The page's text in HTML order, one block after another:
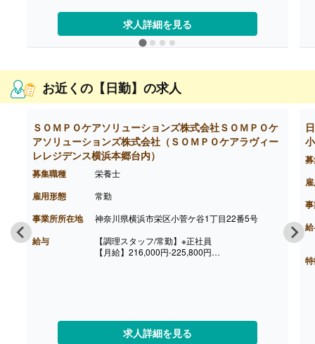
【通勤手当】あり（上限40,000円/月）
【昇給】あり（年1回）※前年度実績
【退職金】あり※勤続3年以上
求人詳細を見る
お近くの【日勤】の求人
ＳＯＭＰＯケアソリューションズ株式会社ＳＯＭＰＯケ
アソリューションズ株式会社（ＳＯＭＰＯケアラヴィー
レレジデンス横浜本郷台内）
募集職種 栄養士
雇用形態 常勤
事業所所在地 神奈川県横浜市栄区小菅ケ谷1丁目22番5号
給与
【調理スタッフ/常勤】※正社員
【月給】216,000円-225,800円
［その他手当］
・時間外手当（超過1分から支給）
【賞与】年2回（計2.00ヶ月分）※前年度実績
求人詳細を見る